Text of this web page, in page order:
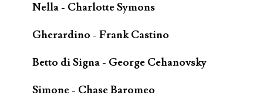
Nella - Charlotte Symons
Gherardino - Frank Castino
Betto di Signa - George Cehanovsky
Simone - Chase Baromeo